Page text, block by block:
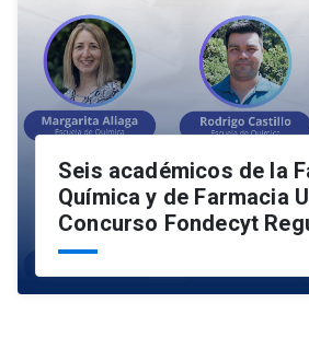
Seis académicos de la
Química y de Farmacia
Concurso Fondecyt